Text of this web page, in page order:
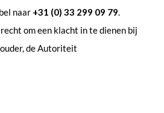
naar +31 (0) 33 299 09 79.
om een klacht in te dienen bij
de Autoriteit